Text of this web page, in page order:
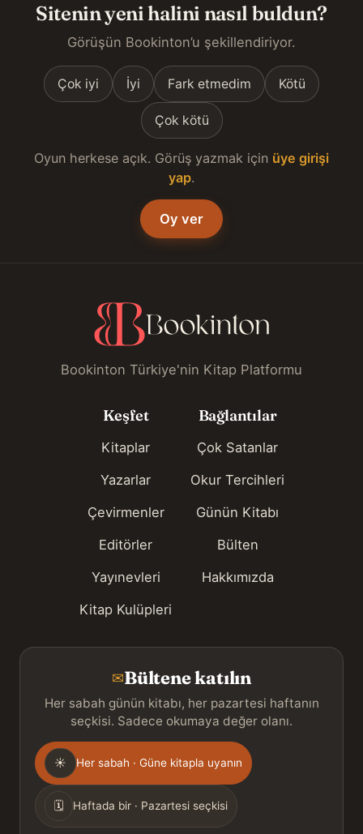
Sitenin yeni halini nasıl buldun?
Görüşün Bookinton’u şekillendiriyor.
Çok iyi İyi Fark etmedim Kötü
Çok kötü
Oyun herkese açık. Görüş yazmak için üye girişi
yap.
Oy ver
Bookinton Türkiye'nin Kitap Platformu
Keşfet
Kitaplar
Yazarlar
Çevirmenler
Editörler
Yayınevleri
Kitap Kulüpleri
Bağlantılar
Çok Satanlar
Okur Tercihleri
Günün Kitabı
Bülten
Hakkımızda
✉Bültene katılın
Her sabah günün kitabı, her pazartesi haftanın
seçkisi. Sadece okumaya değer olanı.
Gönderim
sıklığı
☀ Her sabah · Güne kitapla uyanın
🗓 Haftada bir · Pazartesi seçkisi